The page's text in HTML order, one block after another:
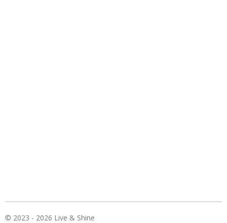
© 2023 - 2026 Live & Shine